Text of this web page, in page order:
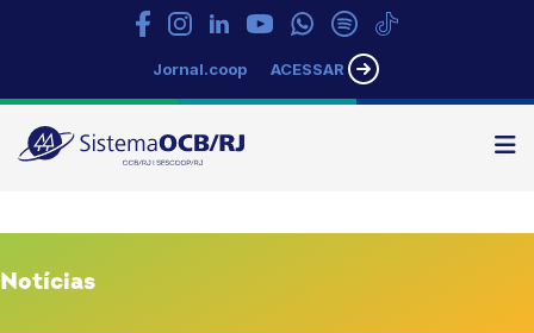
Jornal.coop ACESSAR
Sistema
OCB/RJ
Notícias